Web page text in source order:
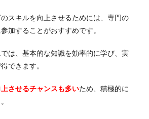
スキルを向上させるためには、専門の
加することがおすすめです。
は、基本的な知識を効率的に学び、実
できます。
させるチャンスも多いため、積極的に